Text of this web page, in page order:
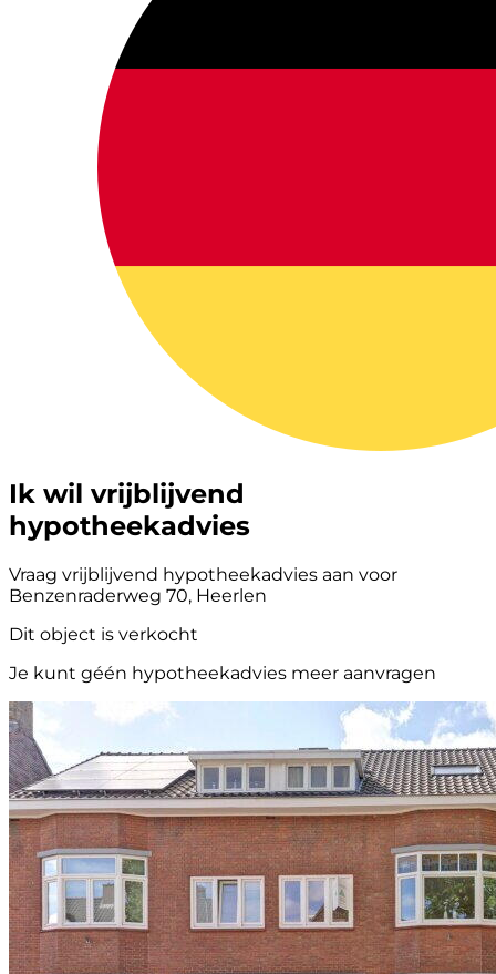
Ik wil vrijblijvend
hypotheekadvies
Vraag vrijblijvend hypotheekadvies aan voor
Benzenraderweg 70, Heerlen
Dit object is verkocht
Je kunt géén hypotheekadvies meer aanvragen